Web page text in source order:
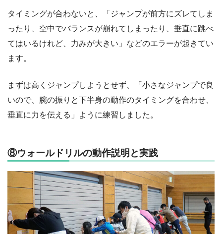
タイミングが合わないと、「ジャンプが前方にズレてしま
ったり、空中でバランスが崩れてしまったり、垂直に跳べ
てはいるけれど、力みが大きい」などのエラーが起きてい
ます。
まずは高くジャンプしようとせず、「小さなジャンプで良
いので、腕の振りと下半身の動作のタイミングを合わせ、
垂直に力を伝える」ように練習しました。
⑧ウォールドリルの動作説明と実践